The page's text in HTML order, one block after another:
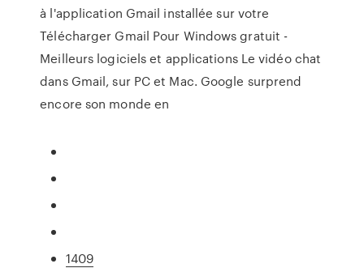
à l'application Gmail installée sur votre
Télécharger Gmail Pour Windows gratuit -
Meilleurs logiciels et applications Le vidéo chat
dans Gmail, sur PC et Mac. Google surprend
encore son monde en
1409